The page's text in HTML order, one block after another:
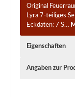
Original
Lyra 7-teiliges
Eckdaten: 7 S…
Eigenschaften
Angaben zur